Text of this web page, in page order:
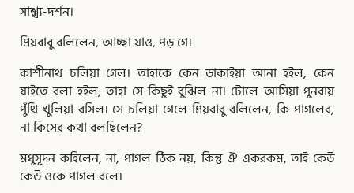
সাঙ্খ্য-দর্শন।
প্রিয়বাবু বলিলেন, আচ্ছা যাও, পড় গে।
কাশীনাথ চলিয়া গেল। তাহাকে কেন ডাকাইয়া আনা হইল, কেন
যাইতে বলা হইল, তাহা সে কিছুই বুঝিল না। টোলে আসিয়া পুনরায়
পুঁথি খুলিয়া বসিল। সে চলিয়া গেলে প্রিয়বাবু বলিলেন, কি পাগলের,
না কিসের কথা বলছিলেন?
মধুসূদন কহিলেন, না, পাগল ঠিক নয়, কিন্তু ঐ একরকম, তাই কেউ
কেউ ওকে পাগল বলে।